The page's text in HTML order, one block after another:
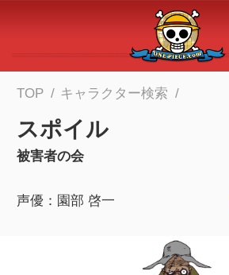
メインコンテンツへスキップする
TOP キャラクター検索
スポイル
被害者の会
声優：園部 啓一